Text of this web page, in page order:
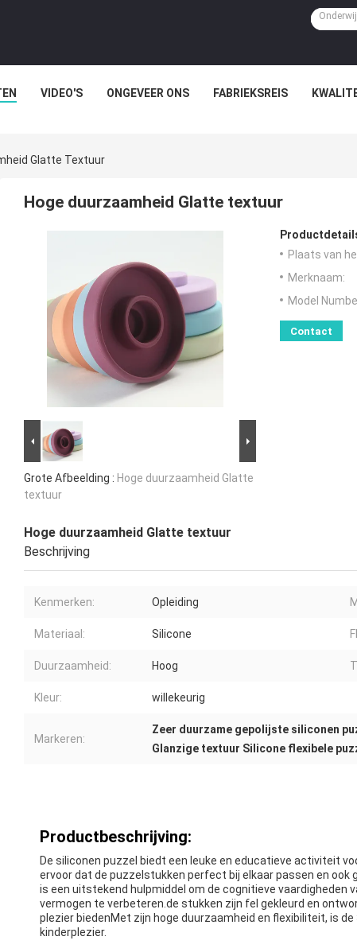
VIDEO'S ONGEVEER ONS FABRIEKSREIS
Glatte Textuur
Hoge duurzaamheid Glatte textuur
Grote Afbeelding : Hoge duurzaamheid Glatte
textuur
Plaats van
Merknaam:
Model
Contact
Hoge duurzaamheid Glatte textuur
Beschrijving
Kenmerken: Opleiding
Materiaal: Silicone
Duurzaamheid: Hoog
Kleur: willekeurig
Markeren:
Zeer duurzame gepolijste siliconen
Glanzige textuur Silicone flexibele
Productbeschrijving:
De siliconen puzzel biedt een leuke en educatieve activiteit
ervoor dat de puzzelstukken perfect bij elkaar passen en ook
is een uitstekend hulpmiddel om de cognitieve vaardigheden
vermogen te verbeteren.de stukken zijn fel gekleurd en
plezier biedenMet zijn hoge duurzaamheid en flexibiliteit, is
kinderplezier.